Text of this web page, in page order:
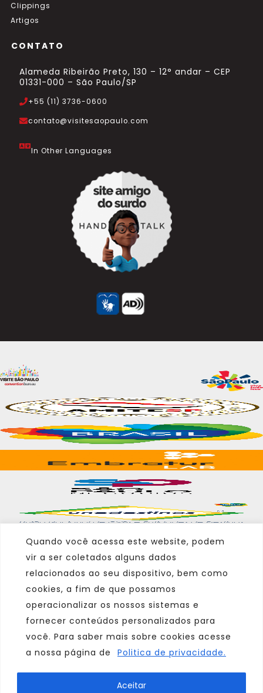
Quando você acessa este website, podem
vir a ser coletados alguns dados
relacionados ao seu dispositivo, bem como
cookies, a fim de que possamos
operacionalizar os nossos sistemas e
fornecer conteúdos personalizados para
você. Para saber mais sobre cookies acesse
a nossa página de
Politica de privacidade.
Aceitar
Clippings
Artigos
CONTATO
Alameda Ribeirão Preto, 130 – 12° andar – CEP
01331-000 – São Paulo/SP
+55 (11) 3736-0600
contato@visitesaopaulo.com
In Other Languages
Marca
Parceiro
Consulte sempre um agente de viagem